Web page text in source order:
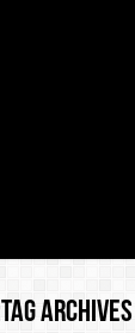
Tag Archives: